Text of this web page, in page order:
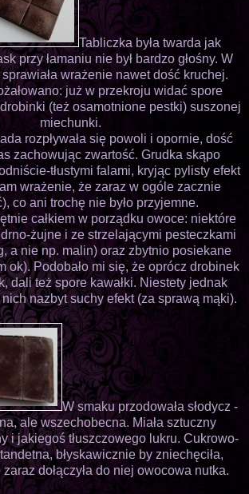
Tabliczka była twarda jak
przy łamaniu nie był bardzo głośny. W
wrażenie nawet dość kruchej.
już w przekroju widać spore
drobinki (też osamotnione pestki) suszonej
miechunki.
rozpływała się powoli i opornie, dość
zachowując zwartość. Grudka skąpo
tłustymi falami, kryjąc pylisty efekt
wrażenie, że zaraz w ogóle zacznie
co ani trochę nie było przyjemne.
całkiem w porządku owoce: niektóre
żujne i ze strzelającymi pesteczkami
a nie np. malin) oraz zbytnio posiekane
ok). Podobało mi się, że oprócz drobinek
dali też spore kawałki. Niestety jednak
nazbyt suchy efekt (za sprawą mąki).
W smaku przodowała słodycz -
ale wszechobecna. Miała sztuczny
i jakiegoś tłuszczowego lukru. Cukrowo-
błyskawicznie by zniechęciła,
dołączyła do niej owocowa nutka.